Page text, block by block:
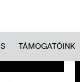
TÁMOGATÓINK